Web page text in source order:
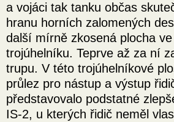
a vojáci tak tanku občas
hranu horních zalomených
další mírně zkosená plocha
trojúhelníku. Teprve až za ní
trupu. V této trojúhelníkové
průlez pro nástup a výstup
představovalo podstatné
IS-2, u kterých řidič neměl